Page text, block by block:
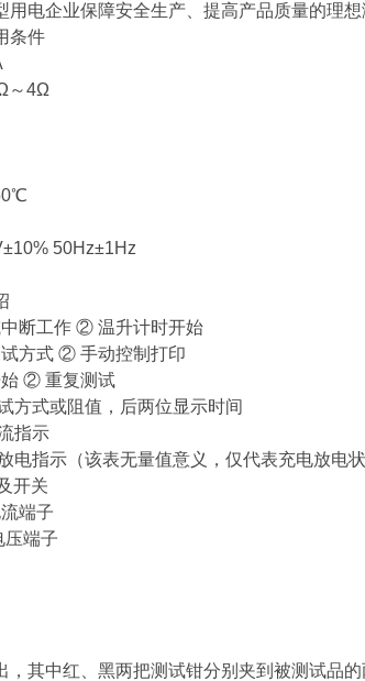
用电企业保障安全生产、提高产品质量的理
条件
～4Ω
50Hz±1Hz
断工作 ② 温升计时开始
方式 ② 手动控制打印
② 重复测试
方式或阻值，后两位显示时间
指示
电指示（该表无量值意义，仅代表充电放电
开关
端子
端子
，其中红、黑两把测试钳分别夹到被测试品